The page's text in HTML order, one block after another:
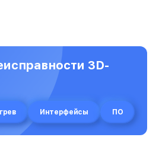
3D-
Интерфейсы ПО